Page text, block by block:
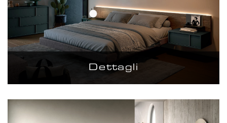
Dettagli